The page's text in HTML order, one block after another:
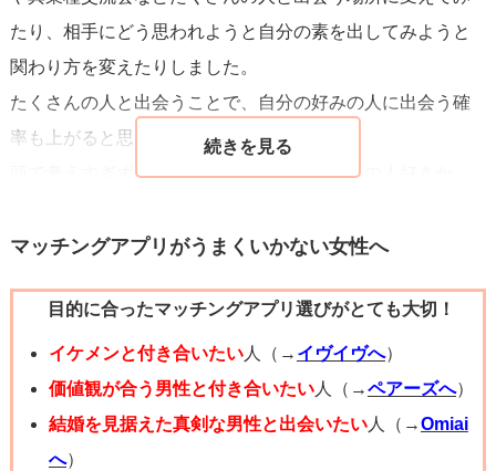
たり、相手にどう思われようと自分の素を出してみようと
関わり方を変えたりしました。
たくさんの人と出会うことで、自分の好みの人に出会う確
率も上がると思います。
頭で考えすぎず、五感をフル活用して、「この人好きか
きっとこれからきゅんとするような好きな人ができると思
マッチングアプリがうまくいかない女性へ
目的に合ったマッチングアプリ選びがとても大切！
イケメンと付き合いたい人（→ イヴイヴへ）
価値観が合う男性と付き合いたい人（→ペアーズへ）
結婚を見据えた真剣な男性と出会いたい人（→Omiai
へ）